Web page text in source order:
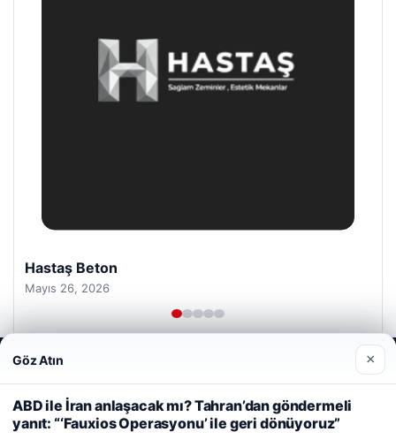
Hastaş Beton
Mayıs 26, 2026
© 2026 Bülten Haberi
Web sitemizi nasıl kullandığınızı daha iyi anlayabilmek,
deneyiminizi kişiselleştirmek ve geliştirmek amacıyla çerezler
kullanıyoruz.
Çerez Politikamız
Reddet Kabul Et
Göz Atın ×
ABD ile İran anlaşacak mı? Tahran’dan göndermeli
yanıt: “‘Fauxios Operasyonu’ ile geri dönüyoruz”